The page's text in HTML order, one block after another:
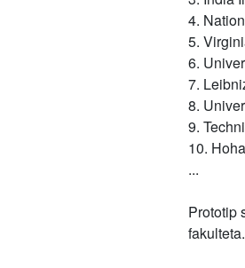
4.
5.
6.
7.
8.
9.
10.
...
Prototip